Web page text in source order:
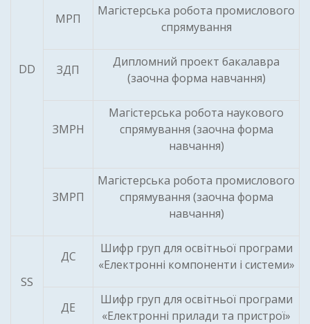
DD
МРП
Магістерська робота промислового
спрямування
ЗДП
Дипломний проект бакалавра
(заочна форма навчання)
ЗМРН
Магістерська робота наукового
спрямування (заочна форма
навчання)
ЗМРП
Магістерська робота промислового
спрямування (заочна форма
навчання)
SS
ДС
Шифр груп для освітньої програми
«Електронні компоненти і системи»
ДЕ
Шифр груп для освітньої програми
«Електронні прилади та пристрої»